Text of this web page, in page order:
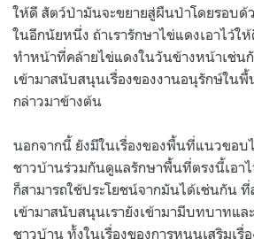
ให้ดี สัตว์ป่ามันจะขยายสู่ผืนป่าโดยรอบด้
ในอีกนัยหนึ่ง ถ้าเรารักษาไข่แดงเอาไว้ใ
ทำหน้าที่คล้ายไข่แดงในวันข้างหน้าเช่น
เข้ามาสนับสนุนเรื่องของงานอนุรักษ์ในพื้
กล่าวมาข้างต้น
นอกจากนี้ ยังมีในเรื่องของพื้นที่แนวขอ
ชาวบ้านร่วมกันดูแลรักษาพื้นที่ตรงนี้เอา
ก็สามารถใช้ประโยชน์จากมันได้เช่นกัน
เข้ามาสนับสนุนเรายังเข้ามามีบทบาทแล
ชาวบ้าน ทั้งในเรื่องของการหนุนเสริมเรื่